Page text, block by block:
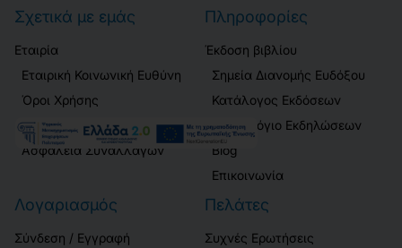
Σχετικά με εμάς
Εταιρία
Εταιρική Κοινωνική Ευθύνη
Όροι Χρήσης
Δήλωση Απορρήτου
Ασφάλεια Συναλλαγών
Πληροφορίες
Έκδοση βιβλίου
Σημεία Διανομής Ευδόξου
Κατάλογος Εκδόσεων
Ημερολόγιο Εκδηλώσεων
Blog
Επικοινωνία
Λογαριασμός
Σύνδεση / Εγγραφή
Πελάτες
Συχνές Ερωτήσεις